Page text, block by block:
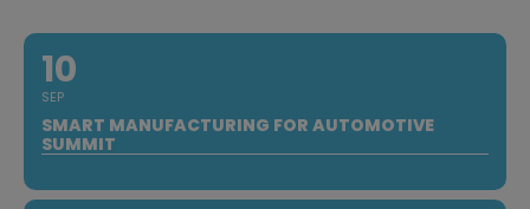
10
SEP
SMART MANUFACTURING FOR AUTOMOTIVE
SUMMIT